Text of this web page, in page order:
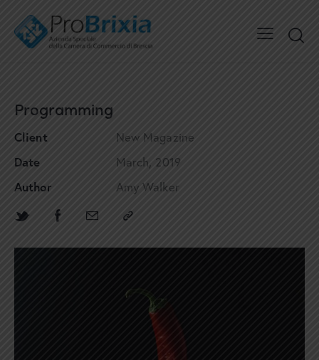
Programming
Client
New Magazine
Date
March, 2019
Author
Amy Walker